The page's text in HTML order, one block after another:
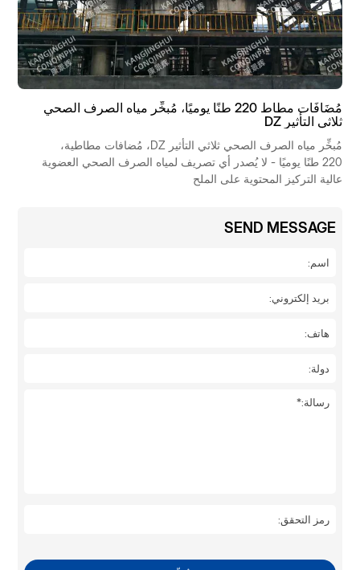
مُضَافَات مطاط 220 طنًا يوميًا، مُبخِّر مياه الصرف الصحي
ثلاثي التأثير DZ
مُبخِّر مياه الصرف الصحي ثلاثي التأثير DZ، مُضافات مطاطية،
220 طنًا يوميًا - لا يُصدر أي تصريف لمياه الصرف الصحي العضوية
عالية التركيز المحتوية على الملح
SEND MESSAGE